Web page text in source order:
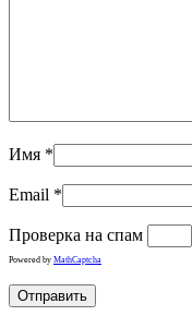
Имя *
Email *
Проверка на спам
Powered by MathCaptcha